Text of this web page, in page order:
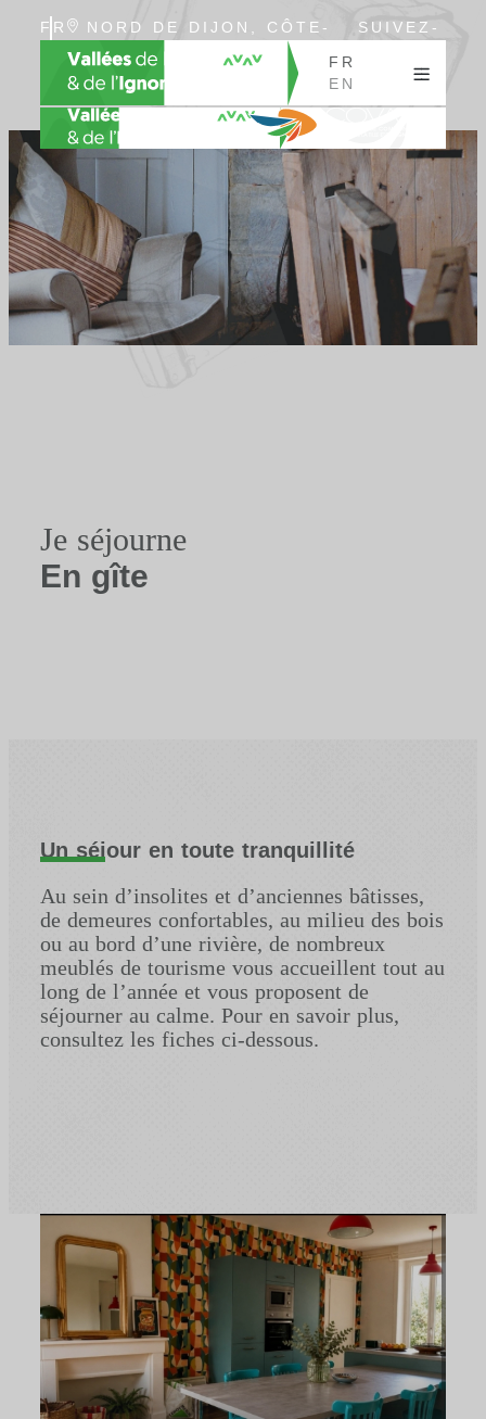
FR
EN
NORD DE DIJON, CÔTE-
D’OR, BOURGOGNE
SUIVEZ-
FR
EN
Je séjourne
En gîte
Un séjour en toute tranquillité
Au sein d’insolites et d’anciennes bâtisses,
de demeures confortables, au milieu des bois
ou au bord d’une rivière, de nombreux
meublés de tourisme vous accueillent tout au
long de l’année et vous proposent de
séjourner au calme. Pour en savoir plus,
consultez les fiches ci-dessous.